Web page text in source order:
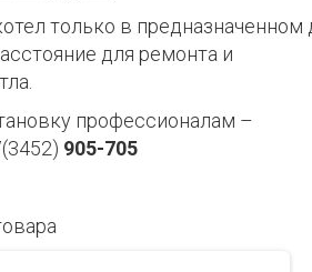
только в
для ремонта и
профессионалам –
905-705